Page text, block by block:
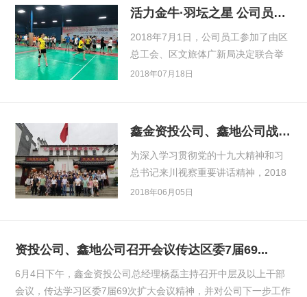
活力金牛·羽坛之星 公司员工参加金牛区羽毛...
2018年7月1日，公司员工参加了由区
总工会、区文旅体广新局决定联合举
办庆七一"活力金牛·羽坛之星"金牛区
2018年07月18日
鑫金资投公司、鑫地公司战旗村参观学习活动简...
为深入学习贯彻党的十九大精神和习
总书记来川视察重要讲话精神，2018
年5月31日下午，公司党支部、工会组
2018年06月05日
资投公司、鑫地公司召开会议传达区委7届69...
6月4日下午，鑫金资投公司总经理杨磊主持召开中层及以上干部
会议，传达学习区委7届69次扩大会议精神，并对公司下一步工作